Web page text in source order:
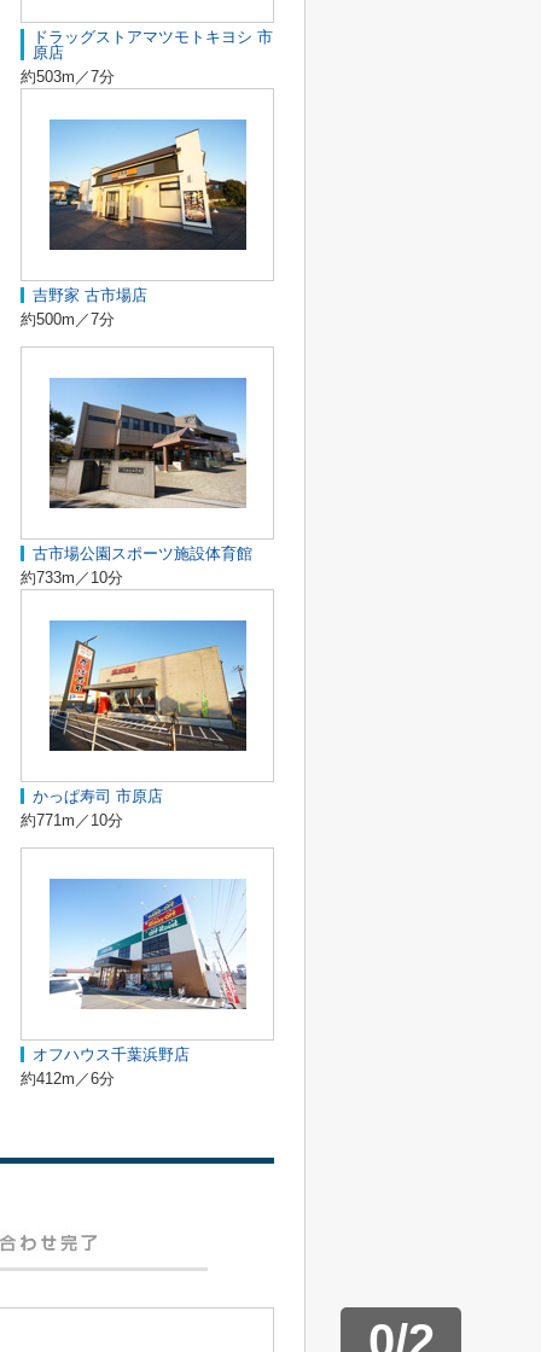
ドラッグストアマツモトキヨシ 市
原店
約503m／7分
吉野家 古市場店
約500m／7分
古市場公園スポーツ施設体育館
約733m／10分
かっぱ寿司 市原店
約771m／10分
オフハウス千葉浜野店
約412m／6分
0/2